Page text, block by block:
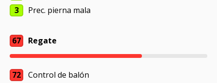
3
Prec. pierna mala
67 Regate
72
Control de balón